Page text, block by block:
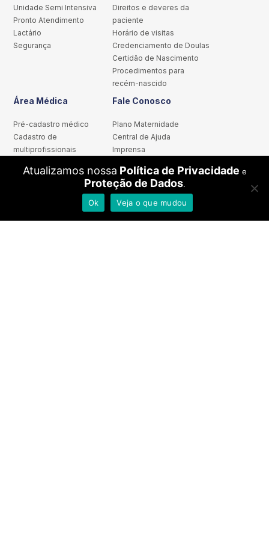
Atualizamos nossa Política de Privacidade e
Proteção de Dados.
Ok
Veja o que mudou
Unidade Semi Intensiva
Pronto Atendimento
Lactário
Segurança
Direitos e deveres da
paciente
Horário de visitas
Credenciamento de Doulas
Certidão de Nascimento
Procedimentos para
recém-nascido
Área Médica
Pré-cadastro médico
Cadastro de
multiprofissionais
Desenvolvimento
Centro de estudos Grupo
Centro de Simulação
Fale Conosco
Plano Maternidade
Central de Ajuda
Imprensa
Dúvidas Frequentes
Política de Privacidade
Portal de Privacidade